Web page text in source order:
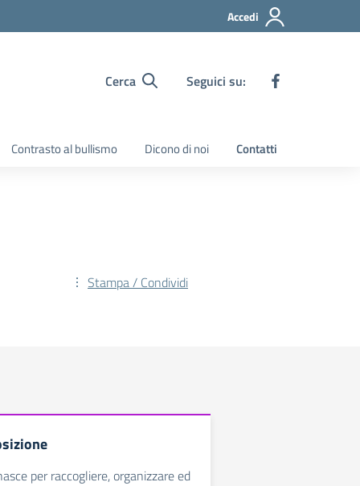
Accedi
Cerca Seguici su:
Contrasto al bullismo Dicono di noi Contatti
Stampa / Condividi
per raccogliere, organizzare ed